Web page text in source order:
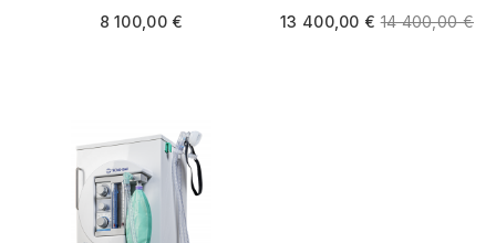
NK
8 100,00 €
CHIROMEGA DUET
(SLOVAKIJA)
13 400,00 € 14 400,00 €